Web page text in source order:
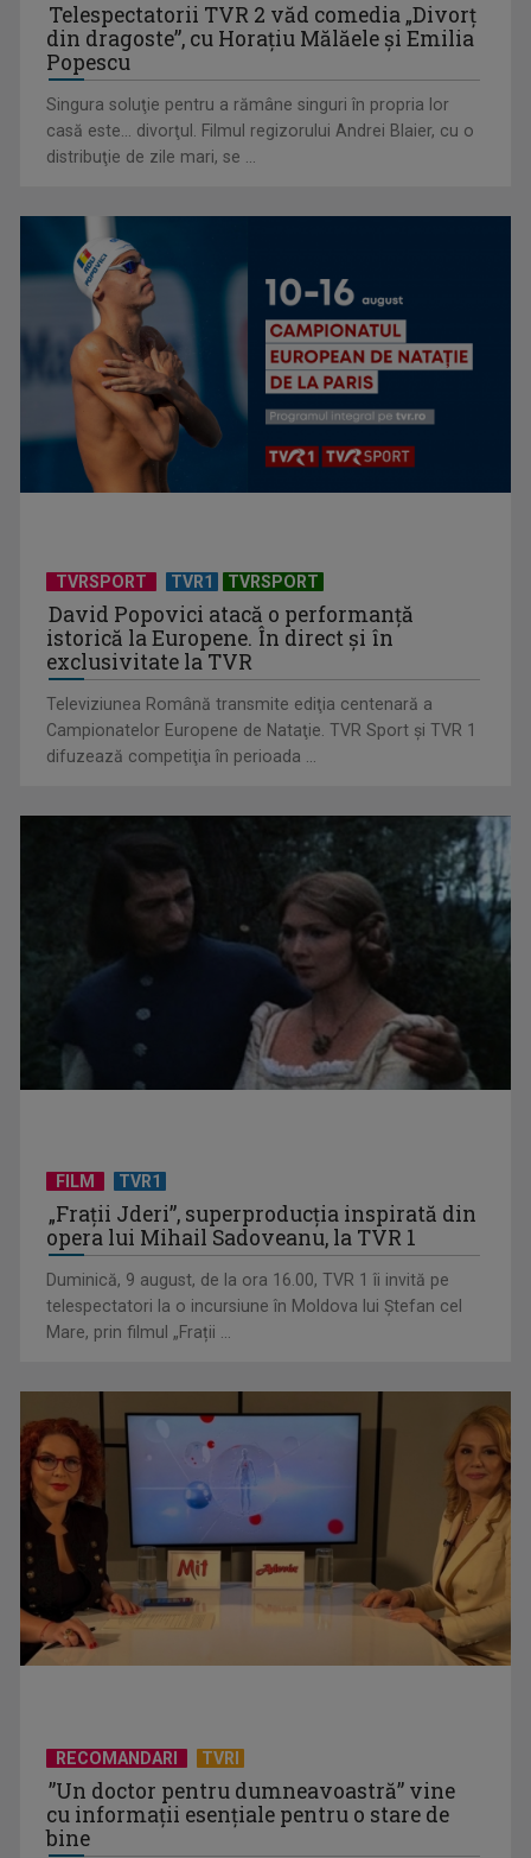
Cum ne-a îmbolnăvit telefonul și cum salvarea era mereu
„Cerul” trupei Proconsul – a şasea cea mai votată piesă în
concursul „Cerbul ...
„Spune-mi”, piesa Monicăi Anghel – a patra cea mai votată
în concursul ...
CONCACAF respinge planul FIFA de privatizare parțială a
activităților comerciale
Telespectatorii TVR 2 văd comedia „Divorţ
din dragoste”, cu Horaţiu Mălăele şi Emilia
Popescu
Singura soluţie pentru a rămâne singuri în propria lor
casă este... divorţul. Filmul regizorului Andrei Blaier, cu o
distribuţie de zile mari, se ...
TVRSPORT TVR1 TVRSPORT
David Popovici atacă o performanţă
istorică la Europene. În direct şi în
exclusivitate la TVR
Televiziunea Română transmite ediţia centenară a
Campionatelor Europene de Nataţie. TVR Sport şi TVR 1
difuzează competiţia în perioada ...
FILM TVR1
„Frații Jderi”, superproducția inspirată din
opera lui Mihail Sadoveanu, la TVR 1
Duminică, 9 august, de la ora 16.00, TVR 1 îi invită pe
telespectatori la o incursiune în Moldova lui Ștefan cel
Mare, prin filmul „Frații ...
RECOMANDARI TVRI
”Un doctor pentru dumneavoastră” vine
cu informații esențiale pentru o stare de
bine